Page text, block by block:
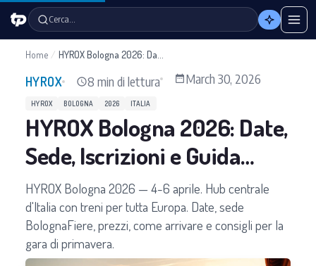
Cerca…
Home /
HYROX 8 min di lettura March 30, 2026
HYROX BOLOGNA 2026 ITALIA
HYROX Bologna 2026: Date,
Sede, Iscrizioni e Guida
Completa
HYROX Bologna 2026 — 4-6 aprile. Hub centrale
d'Italia con treni per tutta Europa. Date, sede
BolognaFiere, prezzi, come arrivare e consigli per la
gara di primavera.